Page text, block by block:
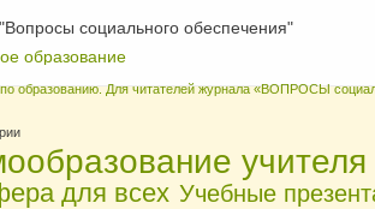
образование
образованию. Для читателей журнала «ВОПРОСЫ
учителя
для всех Учебные